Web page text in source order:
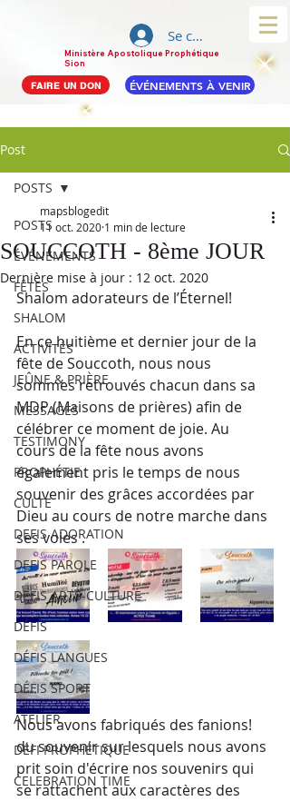
Ministère Apostolique Prophétique
Sion
Se connecter
FAIRE UN DON ÉVÉNEMENTS À VENIR
Post
POSTS
ÉVÉNEMENTS
FÊTES
SHALOM
ACTIVITÉS
JEÛNE & PRIÈRE
MESSAGES
TESTIMONY
PROPHÉTIE
CULTE
DEFIS ADORATION
DEFIS PAROLE
DEFIS ARTS-CULTURE
DÉFIS
DÉFIS LANGUES
DÉFIS SPORT
ATELIER
DÉFI PROPHÉTIQUE
CELEBRATION TIME
POSTS
SOUCCOTH - 8ème JOUR
mapsblogedit
11 oct. 2020 1 min de lecture
Dernière mise à jour : 12 oct. 2020
Shalom adorateurs de l’Éternel!
En ce huitième et dernier jour de la
fête de Souccoth, nous nous
sommes retrouvés chacun dans sa
MDP (Maisons de prières) afin de
célébrer ce moment de joie. Au
cours de la fête nous avons
également pris le temps de nous
souvenir des grâces accordées par
Dieu au cours de notre marche dans
ses voies .
Nous avons fabriqués des fanions!
du souvenir sur lesquels nous avons
prit soin d'écrire nos souvenirs qui
se rattachent aux caractères des